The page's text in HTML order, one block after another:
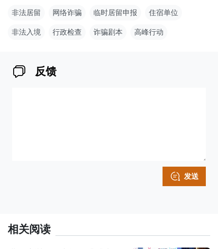
非法居留 网络诈骗 临时居留申报 住宿单位
非法入境 行政检查 诈骗剧本 高峰行动
反馈
发送
相关阅读